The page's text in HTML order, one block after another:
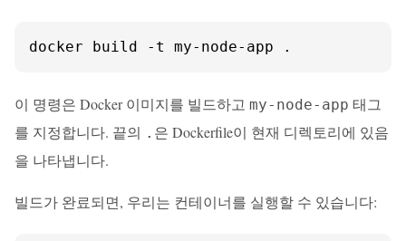
docker build -t my-node-app .
이 명령은 Docker 이미지를 빌드하고 my-node-app 태그
를 지정합니다. 끝의 . 은 Dockerfile이 현재 디렉토리에 있음
을 나타냅니다.
빌드가 완료되면, 우리는 컨테이너를 실행할 수 있습니다: